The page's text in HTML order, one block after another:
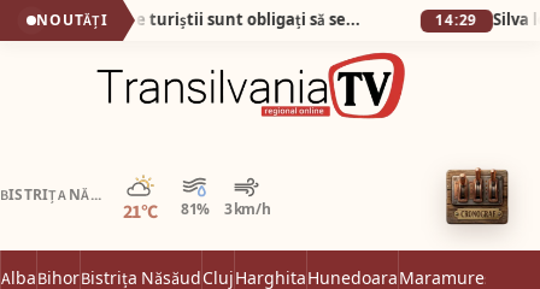
NOUTĂȚI Plaja din Tunisia unde turiștii sunt obligați să se descalțe! Nisipul e atât de fin încât pare cernut prin sită! 14:29
BISTRIȚA NĂSĂUD
21°C 81% 3 km/h
Parțial noros
AlbaBihorBistrița NăsăudClujHarghitaHunedoaraMaramureș